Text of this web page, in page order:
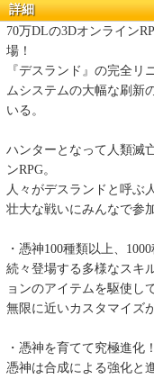
詳細
70万DLの3Dオンライン
場！
『デスランド』の完全
ムシステムの大幅な刷新
いる。
ハンターとなって人類滅
ンRPG。
人々がデスランドと呼ぶ
壮大な戦いにみんなで参
・憑神100種類以上、
続々登場する多様なスキ
ョンのアイテムを駆使し
無限に近いカスタマイズ
・憑神を育てて究極進化！
憑神は合成による強化と